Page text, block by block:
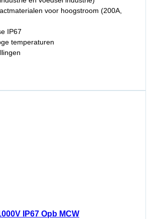
voor hoogstroom (200A,
IP67
temperaturen
IP67 Opb MCW